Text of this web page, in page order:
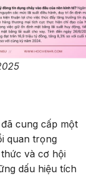
đã cung cấp một
quan trọng
và cơ hội
dấu hiệu tích